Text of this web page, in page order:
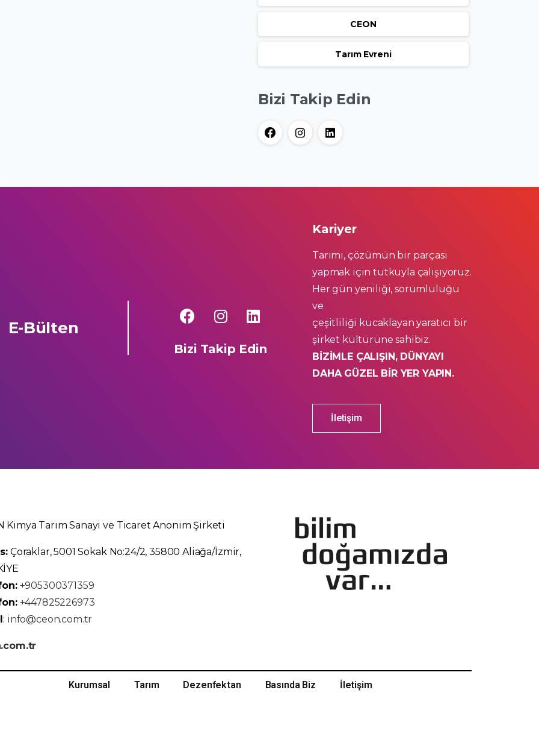
CEON
Tarım Evreni
Bizi Takip Edin
E-Bülten
Bizi Takip Edin
Kariyer
Tarımı, çözümün bir parçası
yapmak için tutkuyla çalışıyoruz.
Her gün yeniliği, sorumluluğu
ve
çeşitliliği kucaklayan yaratıcı bir
şirket kültürüne sahibiz.
BİZİMLE ÇALIŞIN, DÜNYAYI
DAHA GÜZEL BİR YER YAPIN.
İletişim
Kimya Tarım Sanayi ve Ticaret Anonim Şirketi
Çoraklar, 5001 Sokak No:24/2, 35800 Aliağa/İzmir,
+905300371359
+447825226973
: info@ceon.com.tr
Kurumsal Tarım Dezenfektan Basında Biz İletişim